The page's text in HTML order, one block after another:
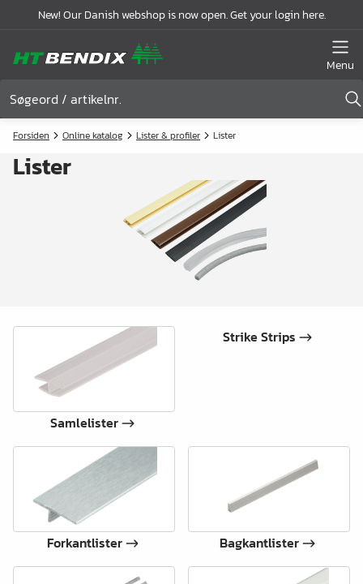
New! Our Danish webshop is now open. Get your login here.
Menu
Forsiden Online katalog Lister & profiler Lister
Lister
Samlelister
Strike Strips
Forkantlister Bagkantlister